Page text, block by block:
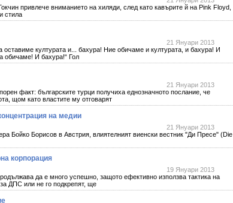
привлече вниманието на хиляди, след като кавърите й на Pink Floyd,
стила
21 Януари 2013
оставиме културата и... бахура! Ние обичаме и културата, и бахура! И
обичаме! И бахура!“ Гол
21 Януари 2013
факт: българските турци получиха еднозначното послание, че
щом като властите му отговарят
на медии
21 Януари 2013
Бойко Борисов в Австрия, влиятелният виенски вестник "Ди Пресе" (Die
корпорация
19 Януари 2013
да е много успешно, защото ефективно използва тактика на
ДПС или не го подкрепят, ще